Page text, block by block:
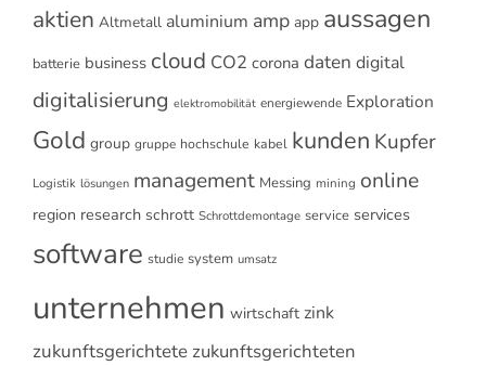
aktien Altmetall aluminium amp app aussagen
batterie business cloud CO2 corona daten digital
digitalisierung elektromobilität energiewende Exploration
Gold group gruppe hochschule kabel kunden Kupfer
Logistik lösungen management Messing mining online
region research schrott Schrottdemontage service services
software studie system umsatz
unternehmen wirtschaft zink
zukunftsgerichtete zukunftsgerichteten